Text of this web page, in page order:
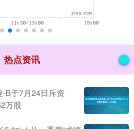
热点资讯
B于7月24日斥资
万股